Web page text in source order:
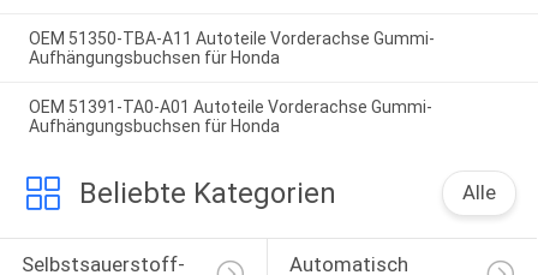
OEM 51350-TBA-A11 Autoteile Vorderachse Gummi-
Aufhängungsbuchsen für Honda
OEM 51391-TA0-A01 Autoteile Vorderachse Gummi-
Aufhängungsbuchsen für Honda
Beliebte Kategorien Alle
Selbstsauerstoff- Automatisch